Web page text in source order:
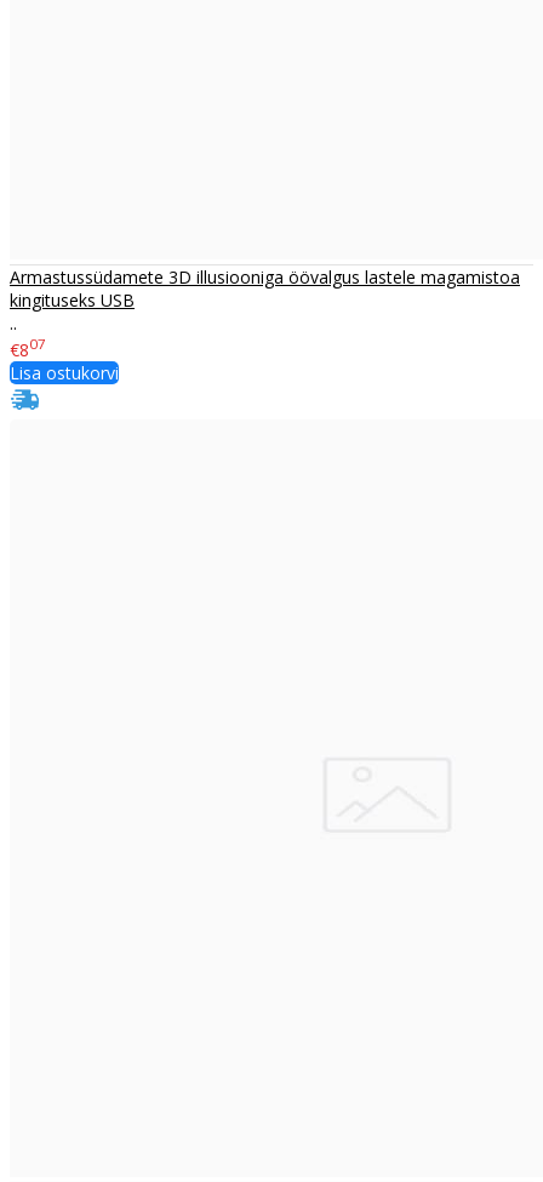
Armastussüdamete 3D illusiooniga öövalgus lastele magamistoa
kingituseks USB
..
€807
Lisa ostukorvi